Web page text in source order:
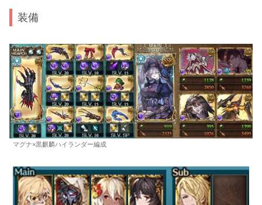
装備
マグナ×黒麒麟ハイランダー編成